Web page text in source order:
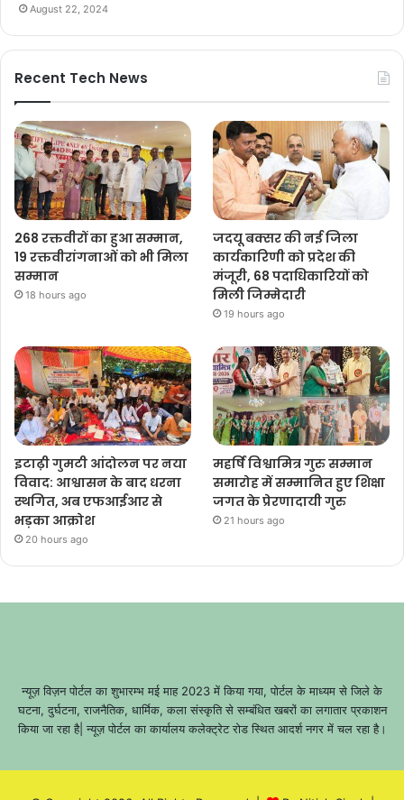
August 22, 2024
Recent Tech News
268 रक्तवीरों का हुआ सम्मान,
19 रक्तवीरांगनाओं को भी मिला
सम्मान
18 hours ago
जदयू बक्सर की नई जिला
कार्यकारिणी को प्रदेश की
मंजूरी, 68 पदाधिकारियों को
मिली जिम्मेदारी
19 hours ago
इटाढ़ी गुमटी आंदोलन पर नया
विवाद: आश्वासन के बाद धरना
स्थगित, अब एफआईआर से
भड़का आक्रोश
20 hours ago
महर्षि विश्वामित्र गुरु सम्मान
समारोह में सम्मानित हुए शिक्षा
जगत के प्रेरणादायी गुरु
21 hours ago
न्यूज़ विज़न पोर्टल का शुभारम्भ मई माह 2023 में किया गया, पोर्टल के माध्यम से जिले के
घटना, दुर्घटना, राजनैतिक, धार्मिक, कला संस्कृति से सम्बंधित खबरों का लगातार प्रकाशन
किया जा रहा है| न्यूज़ पोर्टल का कार्यालय कलेक्ट्रेट रोड स्थित आदर्श नगर में चल रहा है।